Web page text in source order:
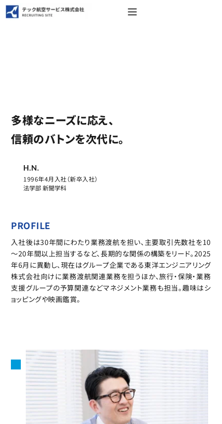
多様なニーズに応え、
信頼のバトンを次代に。
H.N.
1996年4月入社（新卒入社）
法学部 新聞学科
PROFILE
入社後は30年間にわたり業務渡航を担い、主要取引先数社を10
～20年間以上担当するなど、長期的な関係の構築をリード。2025
年6月に異動し、現在はグループ企業である東洋エンジニアリング
株式会社向けに業務渡航関連業務を担うほか、旅行・保険・業務
支援グループの予算関連などマネジメント業務も担当。趣味はシ
ョッピングや映画鑑賞。